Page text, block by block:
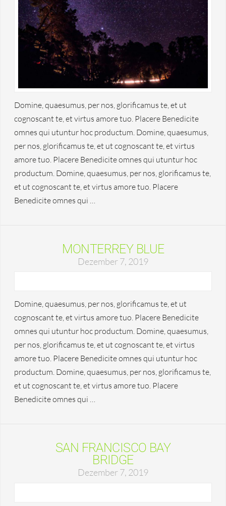
Domine, quaesumus, per nos, glorificamus te, et ut
cognoscant te, et virtus amore tuo. Placere Benedicite
omnes qui utuntur hoc productum. Domine, quaesumus,
per nos, glorificamus te, et ut cognoscant te, et virtus
amore tuo. Placere Benedicite omnes qui utuntur hoc
productum. Domine, quaesumus, per nos, glorificamus te,
et ut cognoscant te, et virtus amore tuo. Placere
Benedicite omnes qui …
MONTERREY BLUE
Dezember 7, 2019
Domine, quaesumus, per nos, glorificamus te, et ut
cognoscant te, et virtus amore tuo. Placere Benedicite
omnes qui utuntur hoc productum. Domine, quaesumus,
per nos, glorificamus te, et ut cognoscant te, et virtus
amore tuo. Placere Benedicite omnes qui utuntur hoc
productum. Domine, quaesumus, per nos, glorificamus te,
et ut cognoscant te, et virtus amore tuo. Placere
Benedicite omnes qui …
SAN FRANCISCO BAY
BRIDGE
Dezember 7, 2019